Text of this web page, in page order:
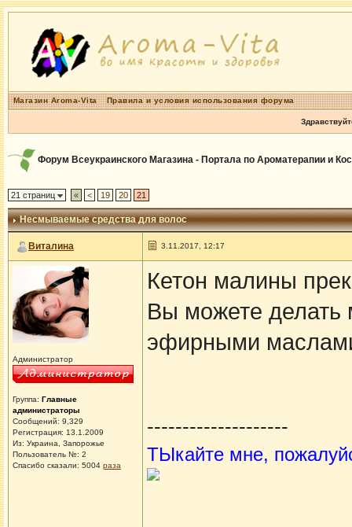
Магазин Aroma-Vita Правила и условия использования форума
Форум Всеукраинского Магазина - Портала по Ароматерапии и
21 страниц « < 19 20 21
Несмываемые средства для волос
Виталина 3.11.2017, 12:17
Администратор
Группа: Главные
администраторы
Сообщений: 9,329
Регистрация: 13.1.2009
Из: Украина, Запорожье
Пользователь №: 2
Спасибо сказали: 5004 раза
Кетон малины
Вы можете делать
эфирными
--------------------
ТЫкайте мне,